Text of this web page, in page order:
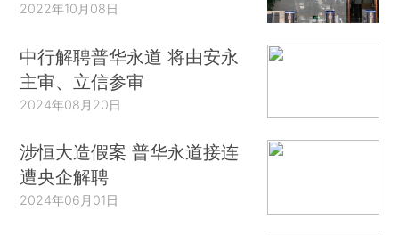
2022年10月08日
中行解聘普华永道 将由安永
主审、立信参审
2024年08月20日
涉恒大造假案 普华永道接连
遭央企解聘
2024年06月01日